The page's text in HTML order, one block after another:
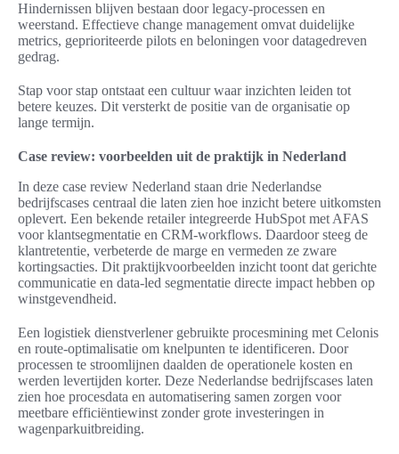
Hindernissen blijven bestaan door legacy-processen en
weerstand. Effectieve change management omvat duidelijke
metrics, geprioriteerde pilots en beloningen voor datagedreven
gedrag.
Stap voor stap ontstaat een cultuur waar inzichten leiden tot
betere keuzes. Dit versterkt de positie van de organisatie op
lange termijn.
Case review: voorbeelden uit de praktijk in Nederland
In deze case review Nederland staan drie Nederlandse
bedrijfscases centraal die laten zien hoe inzicht betere uitkomsten
oplevert. Een bekende retailer integreerde HubSpot met AFAS
voor klantsegmentatie en CRM-workflows. Daardoor steeg de
klantretentie, verbeterde de marge en vermeden ze zware
kortingsacties. Dit praktijkvoorbeelden inzicht toont dat gerichte
communicatie en data-led segmentatie directe impact hebben op
winstgevendheid.
Een logistiek dienstverlener gebruikte procesmining met Celonis
en route-optimalisatie om knelpunten te identificeren. Door
processen te stroomlijnen daalden de operationele kosten en
werden levertijden korter. Deze Nederlandse bedrijfscases laten
zien hoe procesdata en automatisering samen zorgen voor
meetbare efficiëntiewinst zonder grote investeringen in
wagenparkuitbreiding.